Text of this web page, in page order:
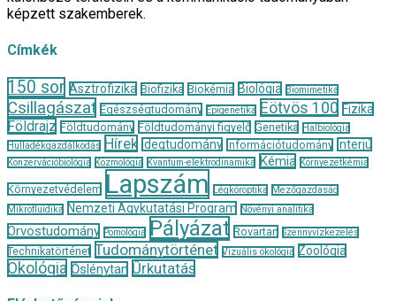
képzett szakemberek.
Címkék
150 sor Asztrofizika Biofizika Biokémia Biológia Biomimetika
Csillagászat Egészségtudomány Epigenetika Eötvös 100 Fizika
Földrajz Földtudomány Földtudományi figyelő Genetika
Halbiológia
Hulladékgazdálkodás
Hírek Idegtudomány Információtudomány Interjú
Konzervációbiológia Kozmológia Kvantum-elektrodinamika Kémia Környezetkémia
Környezetvédelem Lapszám Légköroptika
Mezőgazdaság
Mikrofluidika
Nemzeti Agykutatási Program Növényi analitika
Orvostudomány Pomológia Pályázat Rovartan Szennyvízkezelés
Technikatörténet Tudománytörténet Vizuális ökológia Zoológia
Ökológia Őslénytan Űrkutatás